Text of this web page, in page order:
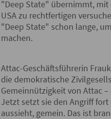
"Deep State" übernimmt, mit
USA zu rechtfertigen
"Deep State" schon lange,
machen.
Attac-Geschäftsführerin
die demokratische
Gemeinnützigkeit von Attac
Jetzt setzt sie den Angriff
aussieht, gemein. Das ist